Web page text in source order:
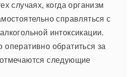
случаях, когда организм
справляться с
интоксикации.
обратиться за
следующие